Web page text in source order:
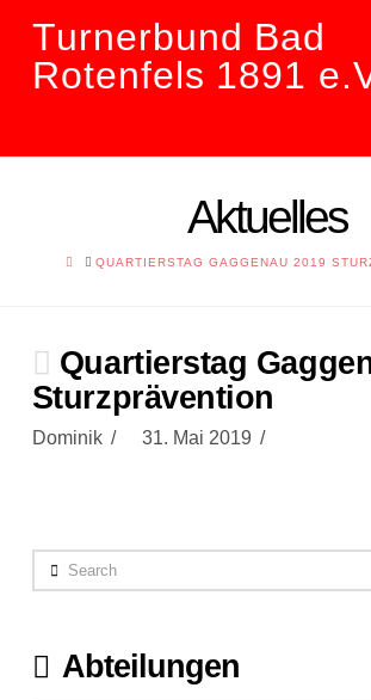
Turnerbund Bad
Rotenfels 1891
Aktuelles
HOMEQUARTIERSTAG GAGGENAU 2019
Quartierstag
Sturzprävention
Dominik 31. Mai 2019
Search
Abteilungen